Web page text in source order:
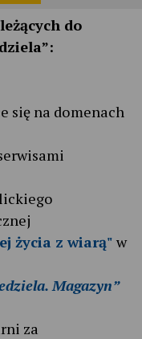
do
się na domenach
życia z wiarą" w
Magazyn”
za